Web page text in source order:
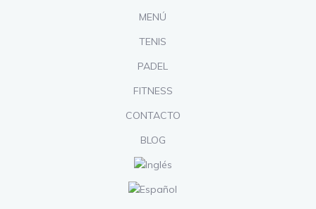
MENÚ
TENIS
PADEL
FITNESS
CONTACTO
BLOG